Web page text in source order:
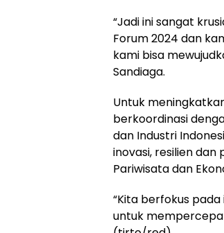
“Jadi ini sangat
Forum 2024 dan
kami bisa
Sandiaga.
Untuk
berkoordinasi
dan Industri
inovasi, resilien
Pariwisata dan
“Kita berfokus
untuk